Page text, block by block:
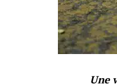
Une